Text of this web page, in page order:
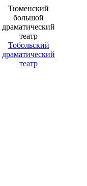
Тюменский
большой
драматический
театр
Тобольский
драматический
театр